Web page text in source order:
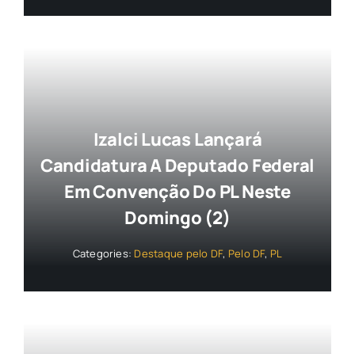
Izalci Lucas Lançará
Candidatura A Deputado Federal
Em Convenção Do PL Neste
Domingo (2)
Categories: Destaque pelo DF, Pelo DF, PL